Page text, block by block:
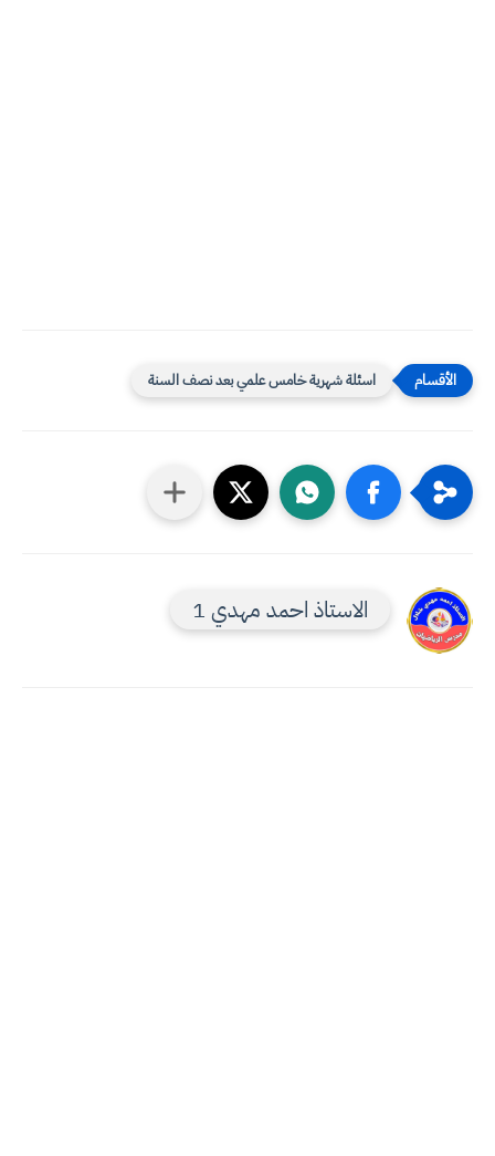
اسئلة شهرية خامس علمي بعد نصف السنة
الاستاذ احمد مهدي 1